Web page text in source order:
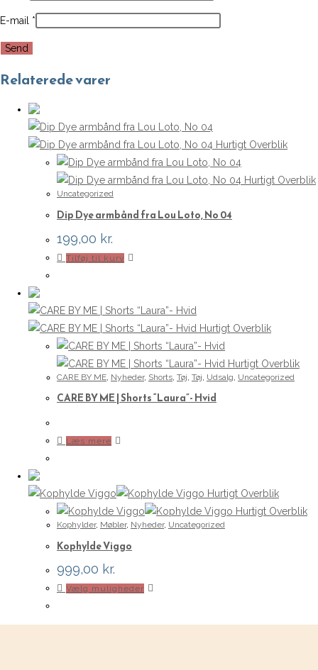
E-mail *
Relaterede varer
Hurtigt Overblik
Hurtigt Overblik
Uncategorized
Dip Dye armbånd fra Lou Loto, No 04
199,00 kr.
Tilføj til kurv
Hurtigt Overblik
Hurtigt Overblik
CARE BY ME Nyheder, Shorts Tøj Tøj Udsalg Uncategorized
CARE BY ME | Shorts “Laura”- Hvid
Læs mere
Hurtigt Overblik
Hurtigt Overblik
Kophylder, Møbler, Nyheder, Uncategorized
Kophylde Viggo
999,00 kr.
Vælg muligheder
har